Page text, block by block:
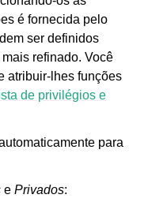
é fornecida pelo
ser definidos
refinado. Você
atribuir-lhes funções
de privilégios e
para
e Privados: